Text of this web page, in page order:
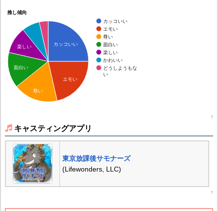
推し傾向
カッコいい
エモい
尊い
面白い
楽しい
かわいい
どうしようもな
い
カッコいい
エモい
楽しい
面白い
尊い
↑
キャスティングアプリ
東京放課後サモナーズ
(Lifewonders, LLC)
↑